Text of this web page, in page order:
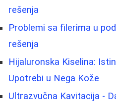
rešenja
Problemi sa filerima u
rešenja
Hijaluronska Kiselina:
Upotrebi u Nega Kože
Ultrazvučna Kavitacija -